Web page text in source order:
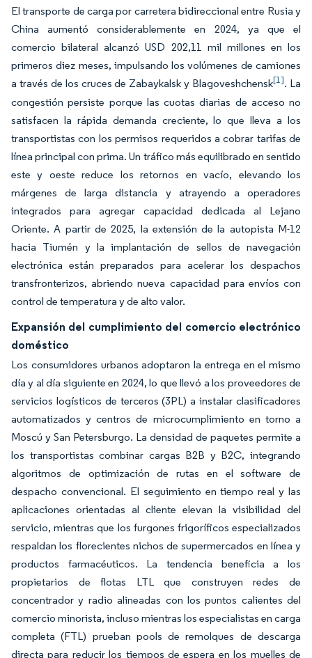
El transporte de carga por carretera bidireccional entre Rusia y
China aumentó considerablemente en 2024, ya que el
comercio bilateral alcanzó USD 202,11 mil millones en los
primeros diez meses, impulsando los volúmenes de camiones
a través de los cruces de Zabaykalsk y Blagoveshchensk[1]. La
congestión persiste porque las cuotas diarias de acceso no
satisfacen la rápida demanda creciente, lo que lleva a los
transportistas con los permisos requeridos a cobrar tarifas de
línea principal con prima. Un tráfico más equilibrado en sentido
este y oeste reduce los retornos en vacío, elevando los
márgenes de larga distancia y atrayendo a operadores
integrados para agregar capacidad dedicada al Lejano
Oriente. A partir de 2025, la extensión de la autopista M-12
hacia Tiumén y la implantación de sellos de navegación
electrónica están preparados para acelerar los despachos
transfronterizos, abriendo nueva capacidad para envíos con
control de temperatura y de alto valor.
Expansión del cumplimiento del comercio electrónico
doméstico
Los consumidores urbanos adoptaron la entrega en el mismo
día y al día siguiente en 2024, lo que llevó a los proveedores de
servicios logísticos de terceros (3PL) a instalar clasificadores
automatizados y centros de microcumplimiento en torno a
Moscú y San Petersburgo. La densidad de paquetes permite a
los transportistas combinar cargas B2B y B2C, integrando
algoritmos de optimización de rutas en el software de
despacho convencional. El seguimiento en tiempo real y las
aplicaciones orientadas al cliente elevan la visibilidad del
servicio, mientras que los furgones frigoríficos especializados
respaldan los florecientes nichos de supermercados en línea y
productos farmacéuticos. La tendencia beneficia a los
propietarios de flotas LTL que construyen redes de
concentrador y radio alineadas con los puntos calientes del
comercio minorista, incluso mientras los especialistas en carga
completa (FTL) prueban pools de remolques de descarga
directa para reducir los tiempos de espera en los muelles de